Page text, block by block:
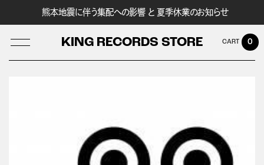
熊本地震に伴う集配への影響 と 夏季休業のお知らせ
KING RECORDS STORE 0